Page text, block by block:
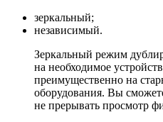
зеркальный;
независимый.
Зеркальный режим
на необходимое
преимущественно на
оборудования. Вы
не прерывать просмотр